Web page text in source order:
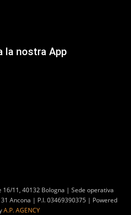
la nostra App
16/11, 40132 Bologna | Sede operativa
Ancona | P.I. 03469390375 | Powered
A.P. AGENCY